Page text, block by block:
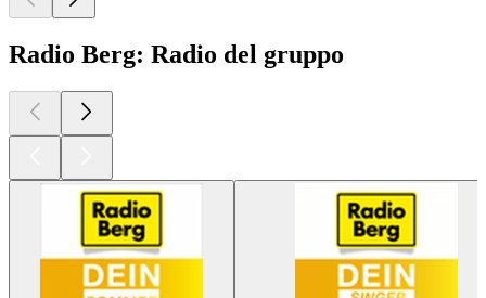
Radio Berg: Radio del gruppo